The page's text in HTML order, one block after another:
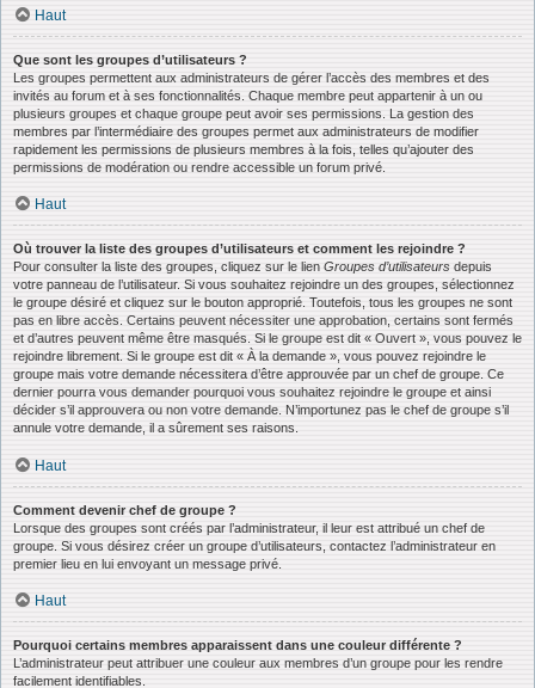
Haut
Que sont les groupes d’utilisateurs ?
Les groupes permettent aux administrateurs de gérer l’accès des membres et des
invités au forum et à ses fonctionnalités. Chaque membre peut appartenir à un ou
plusieurs groupes et chaque groupe peut avoir ses permissions. La gestion des
membres par l’intermédiaire des groupes permet aux administrateurs de modifier
rapidement les permissions de plusieurs membres à la fois, telles qu’ajouter des
permissions de modération ou rendre accessible un forum privé.
Haut
Où trouver la liste des groupes d’utilisateurs et comment les rejoindre ?
Pour consulter la liste des groupes, cliquez sur le lien Groupes d’utilisateurs depuis
votre panneau de l’utilisateur. Si vous souhaitez rejoindre un des groupes, sélectionnez
le groupe désiré et cliquez sur le bouton approprié. Toutefois, tous les groupes ne sont
pas en libre accès. Certains peuvent nécessiter une approbation, certains sont fermés
et d’autres peuvent même être masqués. Si le groupe est dit « Ouvert », vous pouvez le
rejoindre librement. Si le groupe est dit « À la demande », vous pouvez rejoindre le
groupe mais votre demande nécessitera d’être approuvée par un chef de groupe. Ce
dernier pourra vous demander pourquoi vous souhaitez rejoindre le groupe et ainsi
décider s’il approuvera ou non votre demande. N’importunez pas le chef de groupe s’il
annule votre demande, il a sûrement ses raisons.
Haut
Comment devenir chef de groupe ?
Lorsque des groupes sont créés par l’administrateur, il leur est attribué un chef de
groupe. Si vous désirez créer un groupe d’utilisateurs, contactez l’administrateur en
premier lieu en lui envoyant un message privé.
Haut
Pourquoi certains membres apparaissent dans une couleur différente ?
L’administrateur peut attribuer une couleur aux membres d’un groupe pour les rendre
facilement identifiables.